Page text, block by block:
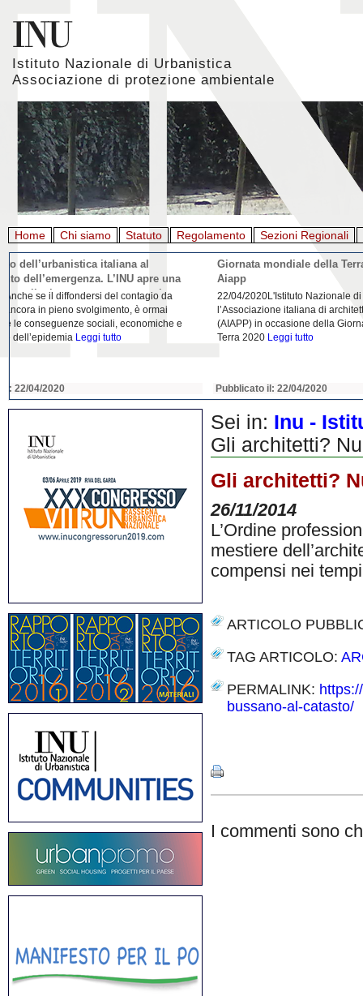
Istituto Nazionale di Urbanistica
Associazione di protezione ambientale
Home Chi siamo Statuto Regolamento Sezioni Regionali
Giornata mondiale della Terra, l'appello di Inu e
Aiapp
22/04/2020L'Istituto Nazionale di Urbanistica (INU) e
l’Associazione italiana di architettura del paesaggio
(AIAPP) in occasione della Giornata Mondiale della
Terra 2020Leggi tutto
Pubblicato il: 22/04/2020
La
21/04/
riflessione da parte
Domenico Moccia.
dell'architettura
Pubblicato il: 22/
Sei in: Inu -
Gli architetti?
Gli architetti?
26/11/2014
L’Ordine
mestiere
compensi nei
ARTICOLO
TAG ARTICOLO:
PERMALINK:
bussano-al-catasto/
I commenti sono